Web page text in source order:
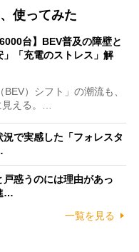
使ってみた
台】BEV普及の障壁と
「充電のストレス」解
）シフト」の潮流も、
見える。…
況で実感した「フォレスタ
惑うのには理由があっ
…
一覧を見る